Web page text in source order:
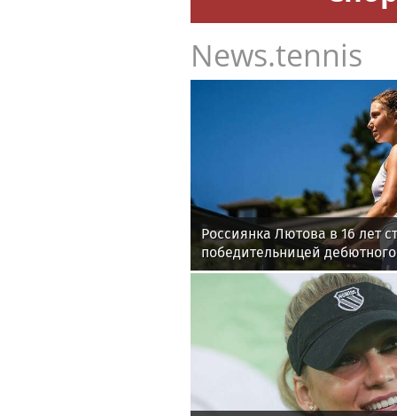
News.tennis
Россиянка Лютова в 16 лет
победительницей
WTA